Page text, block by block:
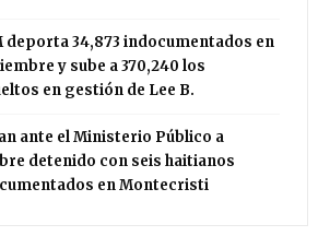
deporta 34,873 indocumentados en
y sube a 370,240 los
en gestión de Lee B.
ante el Ministerio Público a
detenido con seis haitianos
en Montecristi